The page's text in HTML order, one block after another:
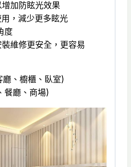
加防眩光效果
，減少更多眩光
度
維修更安全，更容易
廳、櫥櫃、臥室)
餐廳、商場)